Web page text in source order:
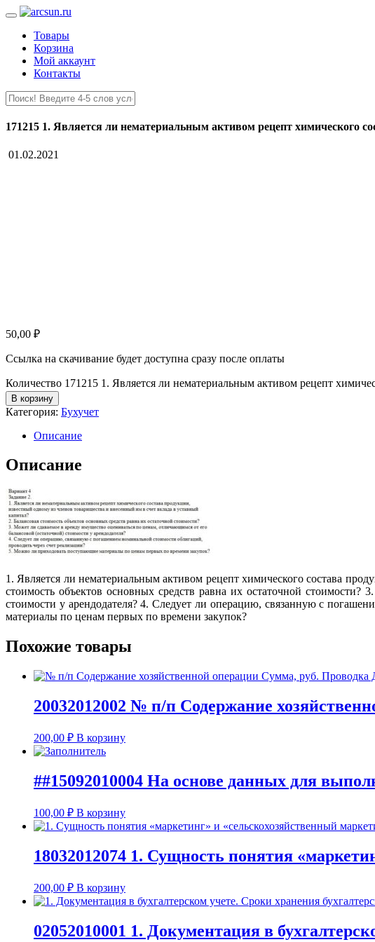
Товары
Корзина
Мой аккаунт
Контакты
171215 1. Является ли нематериальным активом рецепт химического
01.02.2021
50,00 ₽
Ссылка на скачивание будет доступна сразу после оплаты
Количество 171215 1. Является ли нематериальным активом рецепт
В корзину
Категория: Бухучет
Описание
Описание
1. Является ли нематериальным активом рецепт химического состава
стоимость объектов основных средств равна их остаточной
стоимости у арендодателя? 4. Следует ли операцию, связанную с
материалы по ценам первых по времени закупок?
Похожие товары
20032012002 № п/п Содержание
200,00 ₽ В корзину
##15092010004 На основе данных для
100,00 ₽ В корзину
18032012074 1. Сущность понятия
200,00 ₽ В корзину
02052010001 1. Документация в